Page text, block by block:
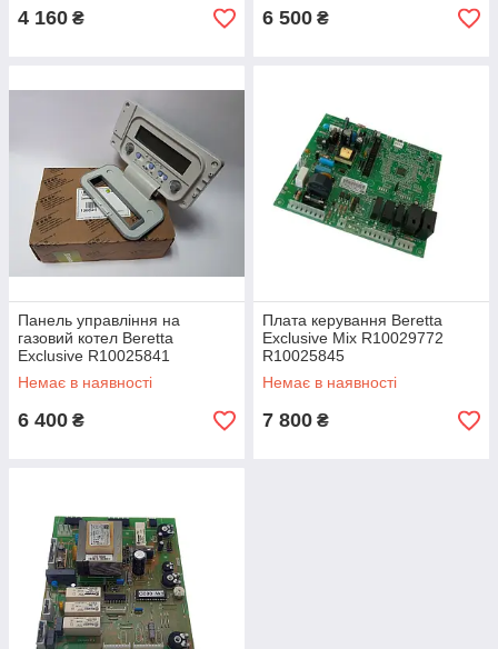
4 160 ₴ 6 500 ₴
Панель управління на
газовий котел Beretta
Exclusive R10025841
Немає в наявності
6 400 ₴
Плата керування Beretta
Exclusive Mix R10029772
R10025845
Немає в наявності
7 800 ₴